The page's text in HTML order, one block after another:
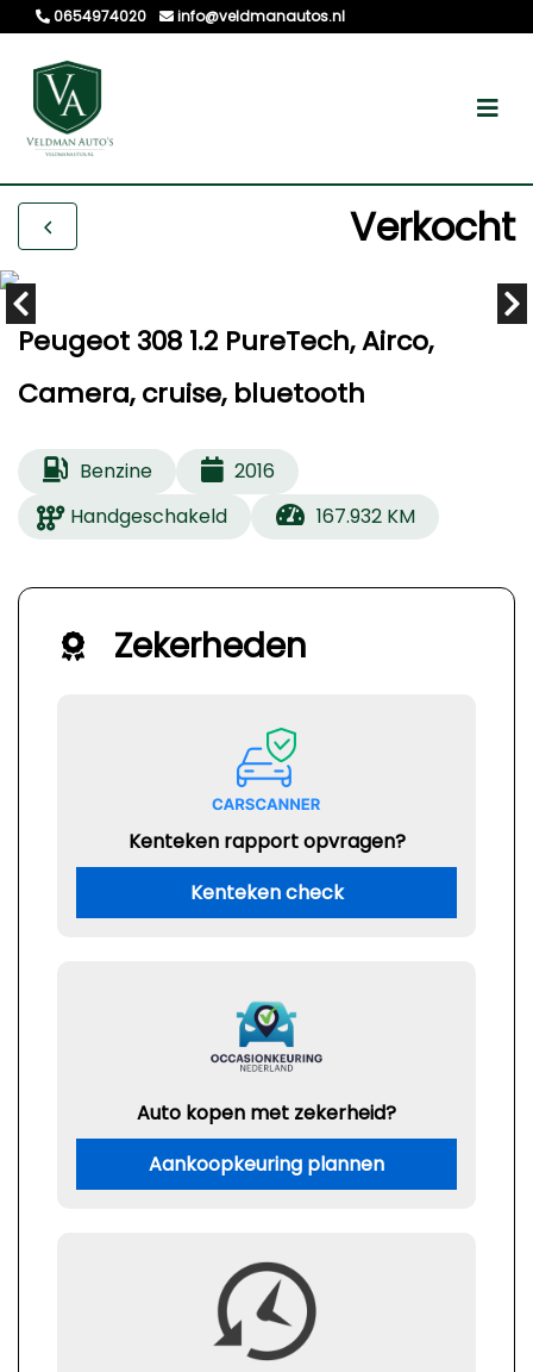
0654974020 info@veldmanautos.nl
Verkocht
Peugeot 308 1.2 PureTech, Airco,
Camera, cruise, bluetooth
Benzine
2016
Handgeschakeld
167.932 KM
Zekerheden
Kenteken rapport opvragen?
Kenteken check
Auto kopen met zekerheid?
Aankoopkeuring plannen